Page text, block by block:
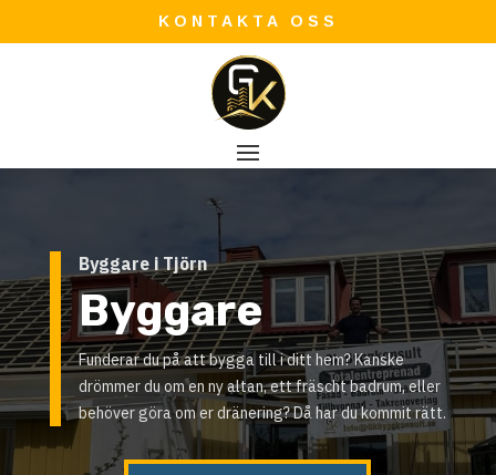
KONTAKTA OSS
Byggare i Tjörn
Byggare
Funderar du på att bygga till i ditt hem? Kanske
drömmer du om en ny altan, ett fräscht badrum, eller
behöver göra om er dränering? Då har du kommit rätt.